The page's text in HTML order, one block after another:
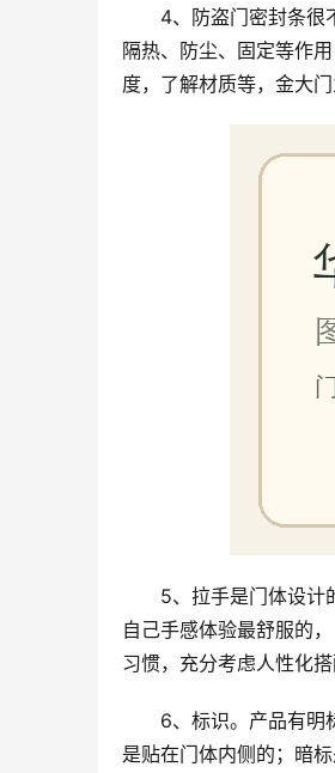
4、防盗门密封条很
隔热、防尘、固定等作
度，了解材质等，金大
5、拉手是门体设计
自己手感体验最舒服的
习惯，充分考虑人性化搭
6、标识。产品有明
是贴在门体内侧的；暗